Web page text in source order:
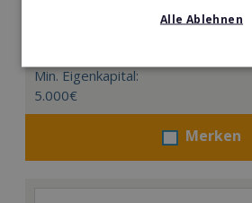
Körperformen - Erfolg mit
Min. Eigenkapital:
5.000€
Merken
Alle Ablehnen